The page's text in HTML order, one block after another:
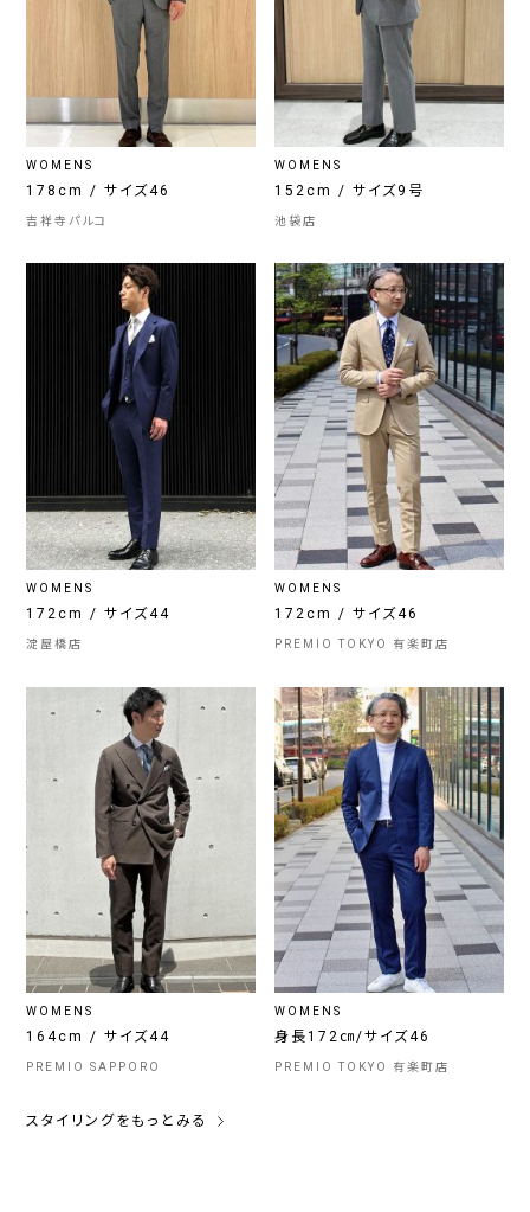
WOMENS
178cm / サイズ46
吉祥寺パルコ
WOMENS
152cm / サイズ9号
池袋店
WOMENS
172cm / サイズ44
淀屋橋店
WOMENS
172cm / サイズ46
PREMIO TOKYO 有楽町店
WOMENS
164cm / サイズ44
PREMIO SAPPORO
WOMENS
身長172㎝/サイズ46
PREMIO TOKYO 有楽町店
スタイリングをもっとみる